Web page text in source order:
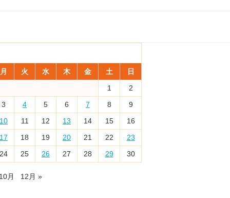
月 火 水 木 金 土
日
1
2
3
4 5 6 7 8
9
10
11 12 13 14 15
16
17
18 19 20 21 22
23
24
25 26 27 28 29 30
月 12月 »